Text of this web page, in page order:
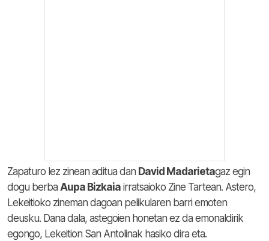
Zapaturo lez zinean aditua dan David Madarietagaz egin
dogu berba Aupa Bizkaia irratsaioko Zine Tartean. Astero,
Lekeitioko zineman dagoan pelikularen barri emoten
deusku. Dana dala, astegoien honetan ez da emonaldirik
egongo, Lekeition San Antolinak hasiko dira eta.